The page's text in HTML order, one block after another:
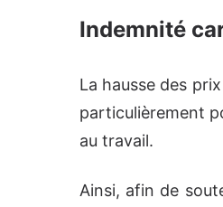
Indemnité
La hausse des
particulièrement
au travail.
Ainsi, afin de